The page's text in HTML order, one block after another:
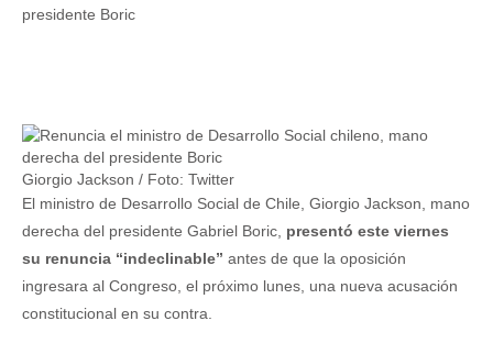
Giorgio Jackson / Foto: Twitter
El ministro de Desarrollo Social de Chile, Giorgio Jackson, mano
derecha del presidente Gabriel Boric, presentó este viernes
su renuncia “indeclinable” antes de que la oposición
ingresara al Congreso, el próximo lunes, una nueva acusación
constitucional en su contra.